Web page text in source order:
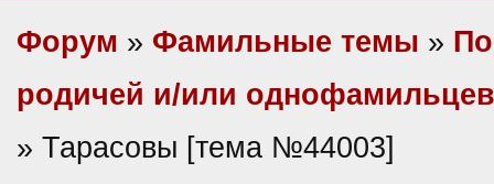
Форум » Фамильные темы »
родичей и/или однофамильцев
» Тарасовы [тема №44003]